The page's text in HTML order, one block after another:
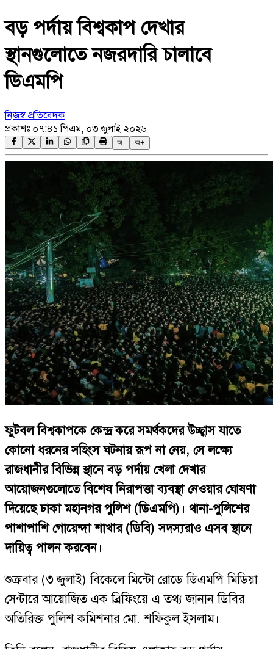
বড় পর্দায় বিশ্বকাপ দেখার
স্থানগুলোতে নজরদারি চালাবে
ডিএমপি
নিজস্ব প্রতিবেদক
প্রকাশঃ ০৭:৪১ পিএম, ০৩ জুলাই ২০২৬
অ- অ+
ফুটবল বিশ্বকাপকে কেন্দ্র করে সমর্থকদের উচ্ছ্বাস যাতে
কোনো ধরনের সহিংস ঘটনায় রূপ না নেয়, সে লক্ষ্যে
রাজধানীর বিভিন্ন স্থানে বড় পর্দায় খেলা দেখার
আয়োজনগুলোতে বিশেষ নিরাপত্তা ব্যবস্থা নেওয়ার ঘোষণা
দিয়েছে ঢাকা মহানগর পুলিশ (ডিএমপি)। থানা-পুলিশের
পাশাপাশি গোয়েন্দা শাখার (ডিবি) সদস্যরাও এসব স্থানে
দায়িত্ব পালন করবেন।
শুক্রবার (৩ জুলাই) বিকেলে মিন্টো রোডে ডিএমপি মিডিয়া
সেন্টারে আয়োজিত এক ব্রিফিংয়ে এ তথ্য জানান ডিবির
অতিরিক্ত পুলিশ কমিশনার মো. শফিকুল ইসলাম।